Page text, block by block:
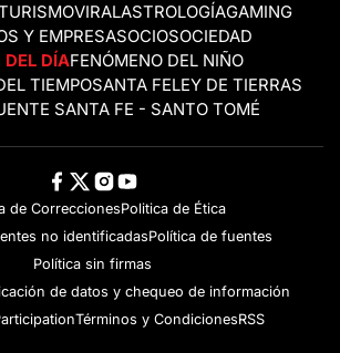
VIRALASTROLOGÍAGAMING
Y EMPRESASOCIOSOCIEDAD
DÍAFENÓMENO DEL NIÑO
TIEMPOSANTA FELEY DE TIERRAS
SANTA FE - SANTO TOMÉ
de CorreccionesPolitica de Ética
no identificadasPolítica de fuentes
Política sin firmas
de datos y chequeo de información
Términos y CondicionesRSS